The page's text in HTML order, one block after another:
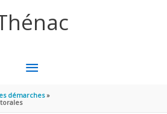
MENU
PRINCIPAL
démarches